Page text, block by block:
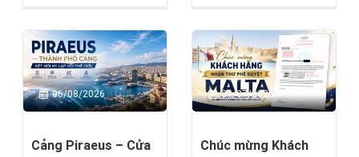
– Giấy xác nhận tạm thời
về hồ sơ cư trú – chỉ sau
16 ngày kể từ khi hồ sơ
được nộp tại Cơ quan Di
trú Hy Lạp.
những dự án nổi bật
hướng đến nhóm nhà
đầu tư tìm kiếm giá trị
bền vững mà BSOP sẽ
chính thức mở bán trong
06/08/2026
Cảng Piraeus – Cửa
31/07/2026
Chúc mừng Khách